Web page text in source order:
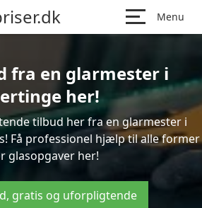
Menu
fra en glarmester i
her!
tilbud her fra en glarmester i
Få professionel hjælp til alle former
glasopgaver her!
gratis og uforpligtende